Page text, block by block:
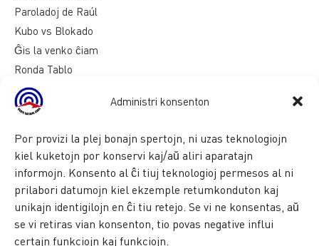
Administri konsenton
Por provizi la plej bonajn spertojn, ni uzas teknologiojn
kiel kuketojn por konservi kaj/aŭ aliri aparatajn
informojn. Konsento al ĉi tiuj teknologioj permesos al ni
prilabori datumojn kiel ekzemple retumkonduton kaj
unikajn identigilojn en ĉi tiu retejo. Se vi ne konsentas, aŭ
se vi retiras vian konsenton, tio povas negative influi
certajn funkciojn kaj funkciojn.
Paroladoj de Raúl
Kubo vs Blokado
Ĝis la venko ĉiam
Ronda Tablo
Kialoj de Kubo